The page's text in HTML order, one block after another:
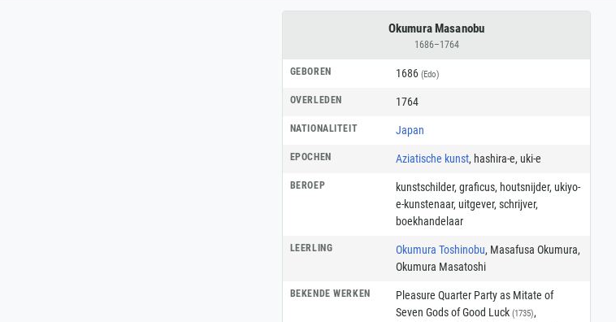
Okumura Masanobu
1686–1764
GEBOREN 1686 (Edo)
OVERLEDEN 1764
NATIONALITEIT Japan
EPOCHEN Aziatische kunst, hashira-e, uki-e
BEROEP kunstschilder, graficus, houtsnijder, ukiyo-
e-kunstenaar, uitgever, schrijver,
boekhandelaar
LEERLING Okumura Toshinobu, Masafusa Okumura,
Okumura Masatoshi
BEKENDE WERKEN
Pleasure Quarter Party as Mitate of
Seven Gods of Good Luck (1735),